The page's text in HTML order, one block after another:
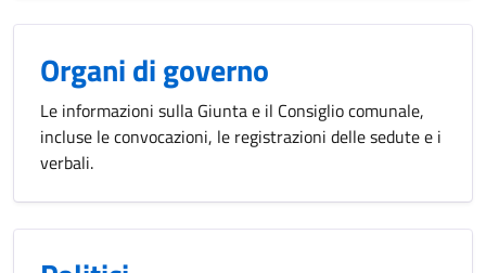
Organi di governo
Le informazioni sulla Giunta e il Consiglio comunale,
incluse le convocazioni, le registrazioni delle sedute e i
verbali.